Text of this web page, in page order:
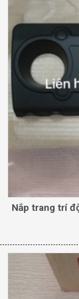
Nắp trang trí